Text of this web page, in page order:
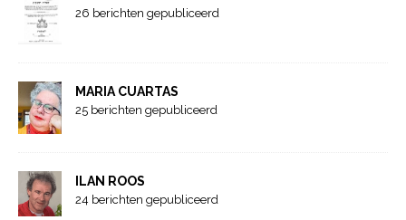
26 berichten gepubliceerd
MARIA CUARTAS
25 berichten gepubliceerd
ILAN ROOS
24 berichten gepubliceerd